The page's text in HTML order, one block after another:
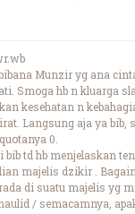
Munzir yg ana
Smoga hb n kluarga
kesehatan n
Langsung aja ya bib,
0.
bib td hb menjelaskan
majelis dzikir .
di suatu majelis yg
/ semacamnya,